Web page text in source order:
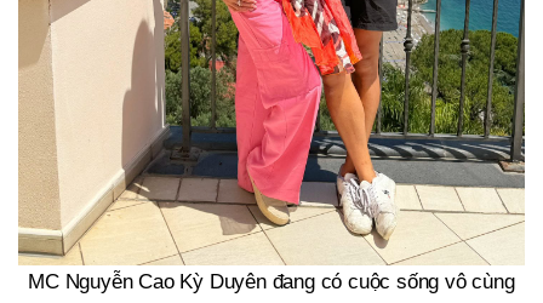
MC Nguyễn Cao Kỳ Duyên đang có cuộc sống vô cùng